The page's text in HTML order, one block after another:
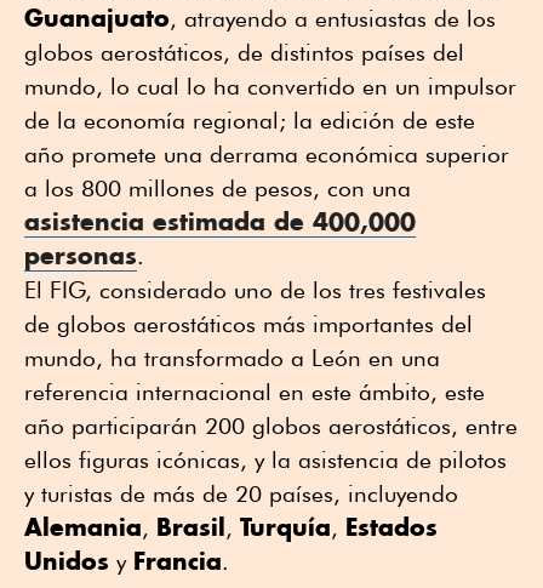
Guanajuato, atrayendo a entusiastas de los
globos aerostáticos, de distintos países del
mundo, lo cual lo ha convertido en un impulsor
de la economía regional; la edición de este
año promete una derrama económica superior
a los 800 millones de pesos, con una
asistencia estimada de 400,000
personas.
El FIG, considerado uno de los tres festivales
de globos aerostáticos más importantes del
mundo, ha transformado a León en una
referencia internacional en este ámbito, este
año participarán 200 globos aerostáticos, entre
ellos figuras icónicas, y la asistencia de pilotos
y turistas de más de 20 países, incluyendo
Alemania, Brasil, Turquía, Estados
Unidos y Francia.